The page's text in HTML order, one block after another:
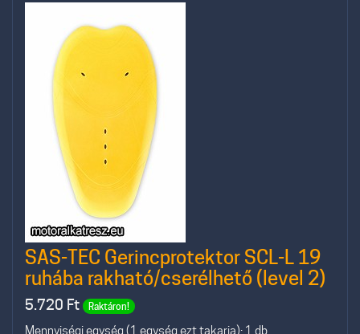
SAS-TEC Gerincprotektor SCL-L 19
ruhába rakható/cserélhető (level 2)
5.720 Ft Raktáron!
Mennyiségi egység (1 egység ezt takarja): 1 db